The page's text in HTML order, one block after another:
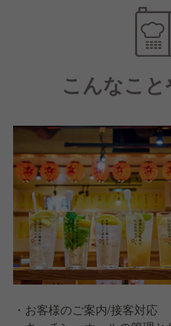
・月最大9休／週休2日制／福
・飲食業界1位!働きがいのあ
・健康経営優良法人 8年連続
こんなこ
・お客様のご案内/接客対応